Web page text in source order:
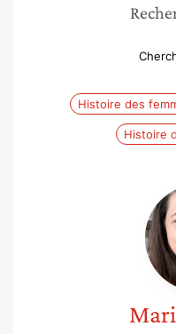
Histoire des
Histoire